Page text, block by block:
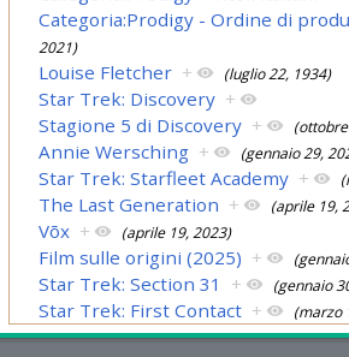
Categoria:Prodigy - Ordine di
2021)
Louise Fletcher + (luglio 22, 1934)
Star Trek: Discovery +
Stagione 5 di Discovery +
Annie Wersching + (gennaio 29,
Star Trek: Starfleet Academy +
The Last Generation + (aprile 19,
Võx + (aprile 19, 2023)
Film sulle origini (2025) +
Star Trek: Section 31 + (gennaio
Star Trek: First Contact + (marzo